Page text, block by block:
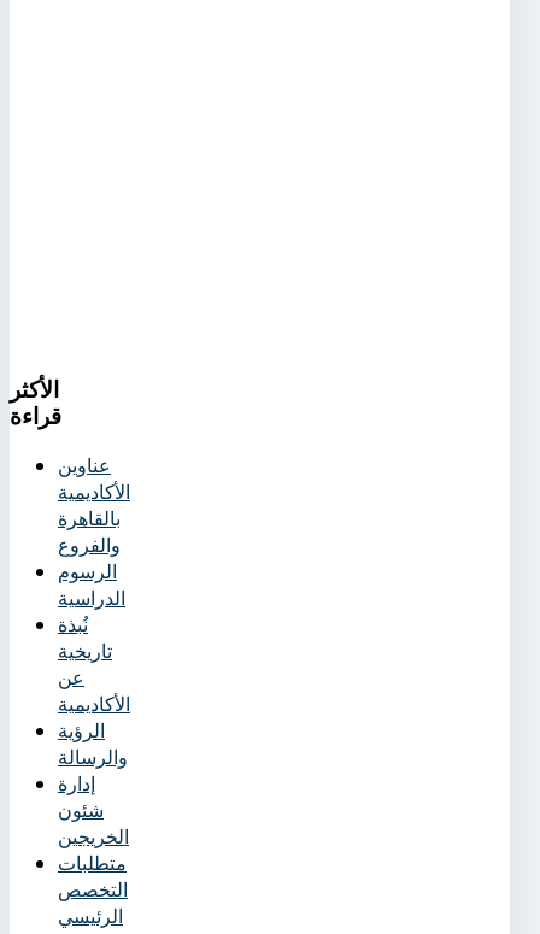
الأكثر
قراءة
عناوين
الأكاديمية
بالقاهرة
والفروع
الرسوم
الدراسية
نُبذة
تاريخية
عن
الأكاديمية
الرؤية
والرسالة
إدارة
شئون
الخريجين
متطلبات
التخصص
الرئيسي